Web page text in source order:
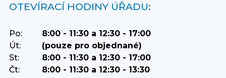
OTEVÍRACÍ HODINY ÚŘADU:
Po:
8:00 - 11:30 a 12:30 - 17:00
Út:
(pouze pro objednané)
St:
8:00 - 11:30 a 12:30 - 17:00
Čt:
8:00 - 11:30 a 12:30 - 13:30